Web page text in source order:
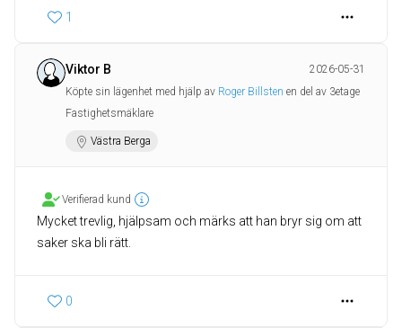
1
Viktor B
2026-05-31
Köpte sin lägenhet med hjälp av Roger Billsten en del av 3etage
Fastighetsmäklare
Västra Berga
Verifierad kund
Mycket trevlig, hjälpsam och märks att han bryr sig om att
saker ska bli rätt.
0